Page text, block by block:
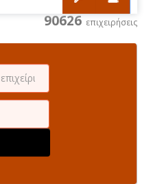
90626 επιχειρήσεις